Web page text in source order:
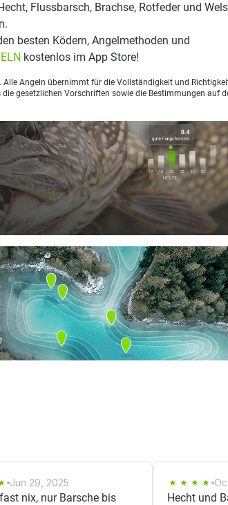
Flussbarsch, Brachse, Rotfeder und
besten Ködern, Angelmethoden und
kostenlos im App Store!
Alle Angeln übernimmt für die Vollständigkeit und
gesetzlichen Vorschriften sowie die Bestimmungen auf
Jun 29, 2025
nix, nur Barsche bis
Hecht und